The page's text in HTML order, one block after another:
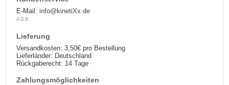
E-Mail:info@kinetiXx.de
AGB
Lieferung
Versandkosten: 3,50€ pro Bestellung
Lieferländer: Deutschland
Rückgaberecht: 14 Tage
Zahlungsmöglichkeiten